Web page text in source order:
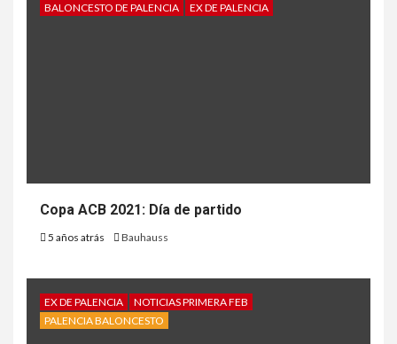
BALONCESTO DE PALENCIA EX DE PALENCIA
Copa ACB 2021: Día de partido
5 años atrás Bauhauss
EX DE PALENCIA
NOTICIAS PRIMERA FEB
PALENCIA BALONCESTO